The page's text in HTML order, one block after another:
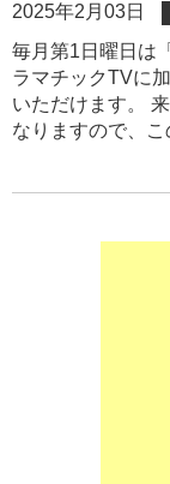
2025年2月03日
毎月第1日曜日は
ラマチックTVに
いただけます。
なりますので、